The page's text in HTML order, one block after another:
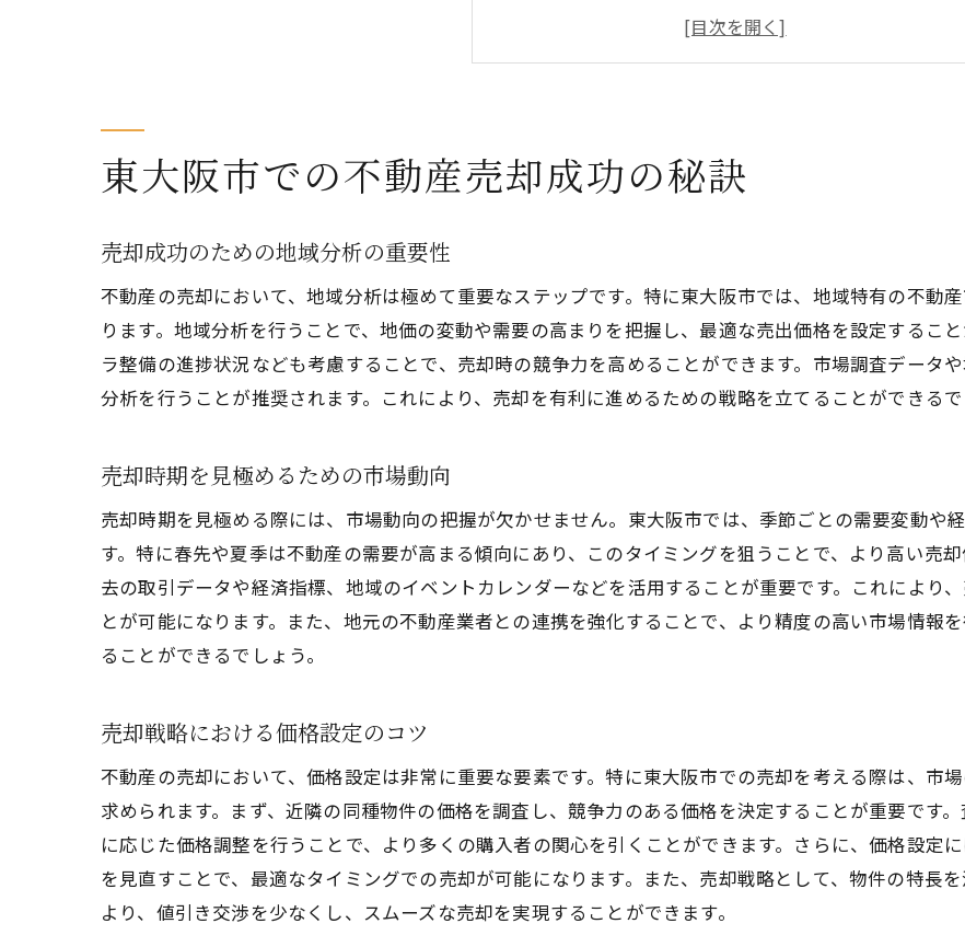
売却戦略における価格設定のコツ
売却を有利に進める交渉術のポイント
東大阪市の売却価格設定ガイド
競合物件との比較で価格を調整する
価格設定における市場調査の重要性
売却計画と価格戦略の立案方法
価格と売却期間のバランスを考える
売出価格と査定額の違いを理解する
市場価値を反映した価格設定のテクニック
売却を成功へ導く価格交渉のポイント
売出価格が売却に与える影響を考察
売却前に知っておくべき法的リスク
売却を成功させるためのタイミング選び
売却過程でのコミュニケーションの取り方
東大阪市での不動産売却成功の秘訣
売却成功のための地域分析の重要性
不動産の売却において、地域分析は極めて重要なステップです。特に東大阪市では、地域特有の不動
ります。地域分析を行うことで、地価の変動や需要の高まりを把握し、最適な売出価格を設定するこ
ラ整備の進捗状況なども考慮することで、売却時の競争力を高めることができます。市場調査データ
分析を行うことが推奨されます。これにより、売却を有利に進めるための戦略を立てることができるで
売却時期を見極めるための市場動向
売却時期を見極める際には、市場動向の把握が欠かせません。東大阪市では、季節ごとの需要変動や
す。特に春先や夏季は不動産の需要が高まる傾向にあり、このタイミングを狙うことで、より高い売
去の取引データや経済指標、地域のイベントカレンダーなどを活用することが重要です。これにより
とが可能になります。また、地元の不動産業者との連携を強化することで、より精度の高い市場情報
ることができるでしょう。
売却戦略における価格設定のコツ
不動産の売却において、価格設定は非常に重要な要素です。特に東大阪市での売却を考える際は、市
求められます。まず、近隣の同種物件の価格を調査し、競争力のある価格を決定することが重要です
に応じた価格調整を行うことで、より多くの購入者の関心を引くことができます。さらに、価格設定
を見直すことで、最適なタイミングでの売却が可能になります。また、売却戦略として、物件の特長
より、値引き交渉を少なくし、スムーズな売却を実現することができます。